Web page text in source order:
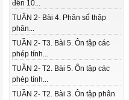
đến 10...
TUẦN 2- Bài 4. Phân số thập
phân...
TUẦN 2- T3. Bài 5. Ôn tập các
phép tính...
TUẦN 2- T2. Bài 5. Ôn tập các
phép tính...
TUẦN 2- T2. Bài 3. Ôn tập phân